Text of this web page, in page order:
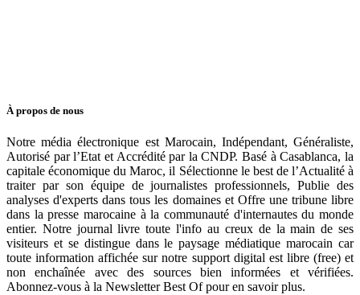
À propos de nous
Notre média électronique est Marocain, Indépendant, Généraliste,
Autorisé par l’Etat et Accrédité par la CNDP. Basé à Casablanca, la
capitale économique du Maroc, il Sélectionne le best de l’Actualité à
traiter par son équipe de journalistes professionnels, Publie des
analyses d'experts dans tous les domaines et Offre une tribune libre
dans la presse marocaine à la communauté d'internautes du monde
entier. Notre journal livre toute l'info au creux de la main de ses
visiteurs et se distingue dans le paysage médiatique marocain car
toute information affichée sur notre support digital est libre (free) et
non enchaînée avec des sources bien informées et vérifiées.
Abonnez-vous à la Newsletter Best Of pour en savoir plus.